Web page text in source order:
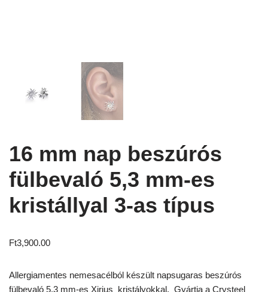
16 mm nap beszúrós
fülbevaló 5,3 mm-es
kristállyal 3-as típus
Ft3,900.00
Allergiamentes nemesacélból készült napsugaras beszúrós
fülbevaló 5,3 mm-es Xirius kristályokkal. Gyártja a Crysteel